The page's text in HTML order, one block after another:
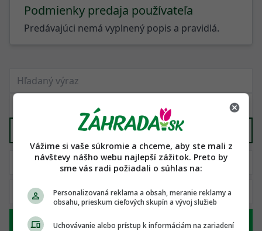
Podmienky predaja používateľa
Predávajúci nemá vyplnený popis a pravidlá.
Kvety a rastliny
Hľadať
Vážime si vaše súkromie a chceme, aby ste mali z
návštevy nášho webu najlepší zážitok. Preto by
sme vás radi požiadali o súhlas na:
Personalizovaná reklama a obsah, meranie reklamy a
obsahu, prieskum cieľových skupín a vývoj služieb
Uchovávanie alebo prístup k informáciám na zariadení